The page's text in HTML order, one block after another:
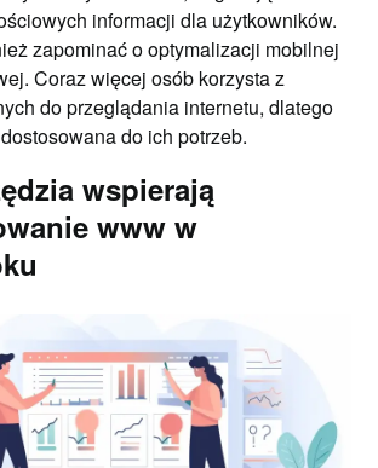
informacji dla użytkowników.
zapominać o optymalizacji mobilnej
Coraz więcej osób korzysta z
do przeglądania internetu, dlatego
do ich potrzeb.
wspierają
www w